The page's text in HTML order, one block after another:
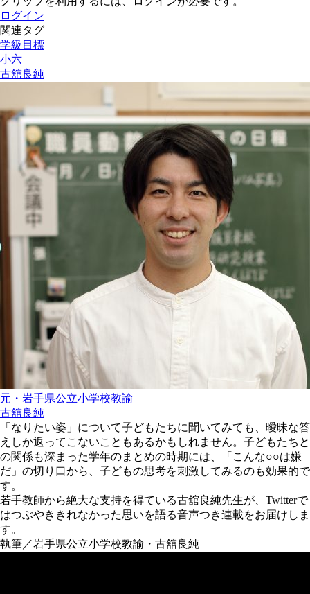
ログイン
関連タグ
学級目標
小六
古舘良純
元・岩手県公立小学校教諭
古舘良純
「なりたい姿」について子どもたちに聞いてみても、曖昧な答
えしか返ってこないこともあるかもしれません。子どもたちと
の関係も深まった学年のまとめの時期には、「こんな○○は嫌
だ」の切り口から、子どもの思考を刺激してみるのも効果的で
す。
若手教師から絶大な支持を得ている古舘良純先生が、Twitterで
はつぶやききれなかった思いを語る音声つき連載をお届けしま
す。
執筆／岩手県公立小学校教諭・古舘良純